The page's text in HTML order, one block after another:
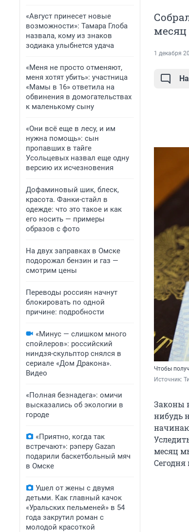
«Август принесет новые
возможности»: Тамара Глоба
назвала, кому из знаков
зодиака улыбнется удача
«Меня не просто отменяют,
меня хотят убить»: участница
«Мамы в 16» ответила на
обвинения в домогательствах
к маленькому сыну
«Они всё еще в лесу, и им
нужна помощь»: сын
пропавших в тайге
Усольцевых назвал еще одну
версию их исчезновения
Дофаминовый шик, блеск,
красота. Фанки-стайл в
одежде: что это такое и как
его носить — примеры
образов с фото
На двух заправках в Омске
подорожал бензин и газ —
смотрим цены
Переводы россиян начнут
блокировать по одной
причине: подробности
«Минус — слишком много
спойлеров»: российский
ниндзя-скульптор снялся в
сериале «Дом Дракона».
Видео
«Полная безнадега»: омичи
высказались об экологии в
городе
«Приятно, когда так
встречают»: рэперу Gazan
подарили баскетбольный мяч
в Омске
Ушел от жены с двумя
детьми. Как главный качок
«Уральских пельменей» в 54
года закрутил роман с
молодой красоткой
месяц
1 декабря
Чтобы
Источник:
Законы
нибудь
месяц
Сегодня